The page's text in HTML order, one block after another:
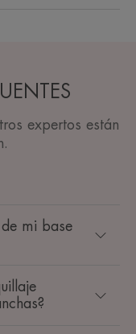
expertos están
mi base